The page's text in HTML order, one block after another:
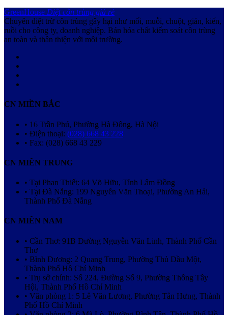
GreenHouse Diệt côn trùng giá rẻ
Chuyên diệt trừ côn trùng gây hại như mối, muỗi, chuột, gián, kiến,
ruồi cho công ty, doanh nghiệp. Bán hóa chất kiểm soát côn trùng
an toàn và thân thiện với môi trường.
CN MIỀN BẮC
• 16 Trần Phú, Phường Hà Đông, Hà Nội
• Điện thoại: (028) 668 43 228
• Fax: (028) 668 43 229
CN MIỀN TRUNG
• Tại Phan Thiết: 64 Võ Hữu, Tỉnh Lâm Đồng
• Tại Đà Nẵng: 199 Nguyễn Văn Thoại, Phường An Hải,
Thành Phố Đà Nẵng
CN MIỀN NAM
• Cần Thơ: 91B Đường Nguyễn Văn Linh, Thành Phố Cần
Thơ
• Bình Dương: 2 Quang Trung, Phường Thủ Dầu Một,
Thành Phố Hồ Chí Minh
• Trụ sở chính: Số 224, Đường Số 9, Phường Thông Tây
Hội, Thành Phố Hồ Chí Minh
• Văn phòng 1: 5 Lê Văn Lương, Phường Tân Hưng, Thành
Phố Hồ Chí Minh